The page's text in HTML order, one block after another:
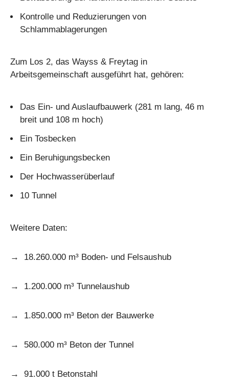
Kontrolle und Reduzierungen von
Schlammablagerungen
Zum Los 2, das Wayss & Freytag in
Arbeitsgemeinschaft ausgeführt hat, gehören:
Das Ein- und Auslaufbauwerk (281 m lang, 46 m
breit und 108 m hoch)
Ein Tosbecken
Ein Beruhigungsbecken
Der Hochwasserüberlauf
10 Tunnel
Weitere Daten:
→ 18.260.000 m³ Boden- und Felsaushub
→ 1.200.000 m³ Tunnelaushub
→ 1.850.000 m³ Beton der Bauwerke
→ 580.000 m³ Beton der Tunnel
→ 91.000 t Betonstahl